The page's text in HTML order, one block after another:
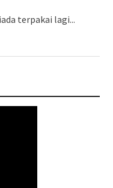
terpakai lagi...